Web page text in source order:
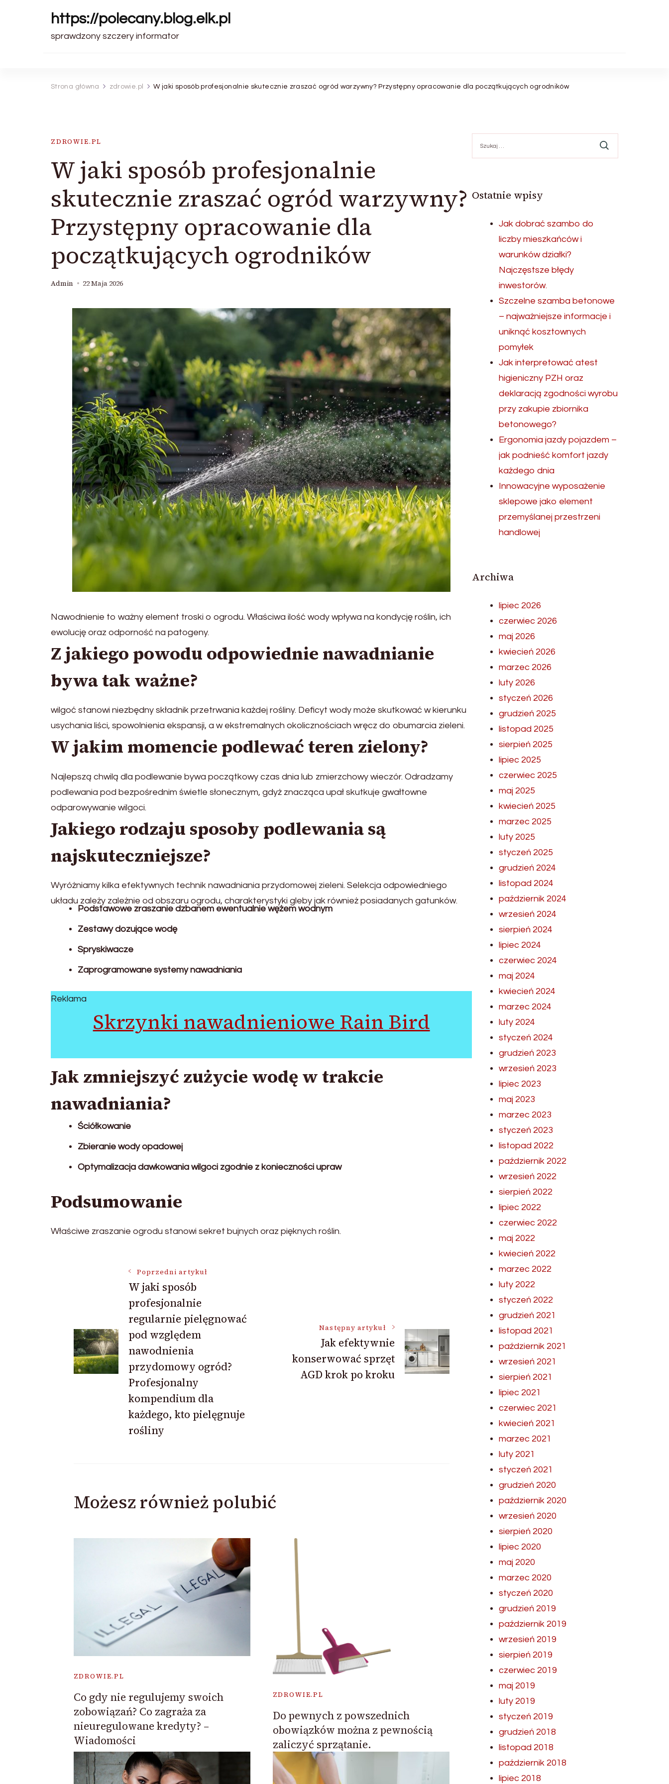
https://polecany.blog.elk.pl
sprawdzony szczery informator
Strona główna zdrowie.pl W jaki sposób profesjonalnie skutecznie zraszać ogród warzywny? Przystępny opracowanie dla początkujących ogrodników
ZDROWIE.PL
W jaki sposób profesjonalnie
skutecznie zraszać ogród warzywny?
Przystępny opracowanie dla
początkujących ogrodników
Admin 22 Maja 2026
Nawodnienie to ważny element troski o ogrodu. Właściwa ilość wody wpływa na kondycję roślin, ich
ewolucję oraz odporność na patogeny.
Z jakiego powodu odpowiednie nawadnianie
bywa tak ważne?
wilgoć stanowi niezbędny składnik przetrwania każdej rośliny. Deficyt wody może skutkować w kierunku
usychania liści, spowolnienia ekspansji, a w ekstremalnych okolicznościach wręcz do obumarcia zieleni.
W jakim momencie podlewać teren zielony?
Najlepszą chwilą dla podlewanie bywa początkowy czas dnia lub zmierzchowy wieczór. Odradzamy
podlewania pod bezpośrednim świetle słonecznym, gdyż znacząca upał skutkuje gwałtowne
odparowywanie wilgoci.
Jakiego rodzaju sposoby podlewania są
najskuteczniejsze?
Wyróżniamy kilka efektywnych technik nawadniania przydomowej zieleni. Selekcja odpowiedniego
układu zależy zależnie od obszaru ogrodu, charakterystyki gleby jak również posiadanych gatunków.
Podstawowe zraszanie dzbanem ewentualnie wężem wodnym
Zestawy dozujące wodę
Spryskiwacze
Zaprogramowane systemy nawadniania
Reklama
Skrzynki nawadnieniowe Rain Bird
Jak zmniejszyć zużycie wodę w trakcie
nawadniania?
Ściółkowanie
Zbieranie wody opadowej
Optymalizacja dawkowania wilgoci zgodnie z konieczności upraw
Podsumowanie
Właściwe zraszanie ogrodu stanowi sekret bujnych oraz pięknych roślin.
Nawigacja
wpisu
Poprzedni artykuł
W jaki sposób
profesjonalnie
regularnie pielęgnować
pod względem
nawodnienia
przydomowy ogród?
Profesjonalny
kompendium dla
każdego, kto pielęgnuje
rośliny
Następny artykuł
Jak efektywnie
konserwować sprzęt
AGD krok po kroku
Możesz również polubić
ZDROWIE.PL
Co gdy nie regulujemy swoich
zobowiązań? Co zagraża za
nieuregulowane kredyty? –
Wiadomości
ZDROWIE.PL
Do pewnych z powszednich
obowiązków można z pewnością
zaliczyć sprzątanie.
Ostatnie wpisy
Jak dobrać szambo do
liczby mieszkańców i
warunków działki?
Najczęstsze błędy
inwestorów.
Szczelne szamba betonowe
– najważniejsze informacje i
uniknąć kosztownych
pomyłek
Jak interpretować atest
higieniczny PZH oraz
deklaracją zgodności wyrobu
przy zakupie zbiornika
betonowego?
Ergonomia jazdy pojazdem –
jak podnieść komfort jazdy
każdego dnia
Innowacyjne wyposażenie
sklepowe jako element
przemyślanej przestrzeni
handlowej
Archiwa
lipiec 2026
czerwiec 2026
maj 2026
kwiecień 2026
marzec 2026
luty 2026
styczeń 2026
grudzień 2025
listopad 2025
sierpień 2025
lipiec 2025
czerwiec 2025
maj 2025
kwiecień 2025
marzec 2025
luty 2025
styczeń 2025
grudzień 2024
listopad 2024
październik 2024
wrzesień 2024
sierpień 2024
lipiec 2024
czerwiec 2024
maj 2024
kwiecień 2024
marzec 2024
luty 2024
styczeń 2024
grudzień 2023
wrzesień 2023
lipiec 2023
maj 2023
marzec 2023
styczeń 2023
listopad 2022
październik 2022
wrzesień 2022
sierpień 2022
lipiec 2022
czerwiec 2022
maj 2022
kwiecień 2022
marzec 2022
luty 2022
styczeń 2022
grudzień 2021
listopad 2021
październik 2021
wrzesień 2021
sierpień 2021
lipiec 2021
czerwiec 2021
kwiecień 2021
marzec 2021
luty 2021
styczeń 2021
grudzień 2020
październik 2020
wrzesień 2020
sierpień 2020
lipiec 2020
maj 2020
marzec 2020
styczeń 2020
grudzień 2019
październik 2019
wrzesień 2019
sierpień 2019
czerwiec 2019
maj 2019
luty 2019
styczeń 2019
grudzień 2018
listopad 2018
październik 2018
lipiec 2018